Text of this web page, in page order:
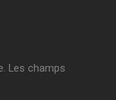
Les champs